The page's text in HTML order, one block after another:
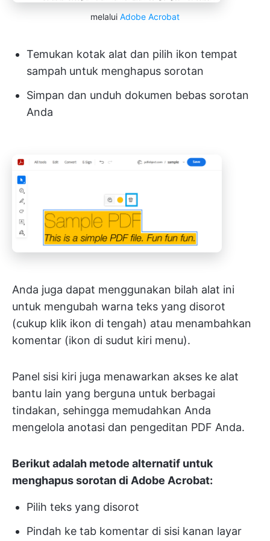
melalui Adobe Acrobat
Temukan kotak alat dan pilih ikon tempat
sampah untuk menghapus sorotan
Simpan dan unduh dokumen bebas sorotan
Anda
Anda juga dapat menggunakan bilah alat ini
untuk mengubah warna teks yang disorot
(cukup klik ikon di tengah) atau menambahkan
komentar (ikon di sudut kiri menu).
Panel sisi kiri juga menawarkan akses ke alat
bantu lain yang berguna untuk berbagai
tindakan, sehingga memudahkan Anda
mengelola anotasi dan pengeditan PDF Anda.
Berikut adalah metode alternatif untuk
menghapus sorotan di Adobe Acrobat:
Pilih teks yang disorot
Pindah ke tab komentar di sisi kanan layar